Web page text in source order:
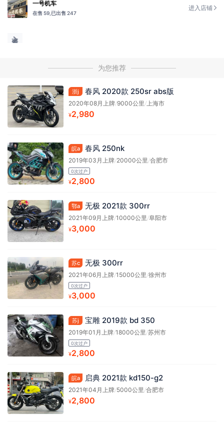
一号机车
在售 59, 已出售 247
进入店铺
为您推荐
浙j 春风 2020款 250sr abs版
2020年08月上牌/9000公里/上海市
¥2,980
皖a 春风 250nk
2019年03月上牌/20000公里/合肥市
0次过户
¥2,800
鄂a 无极 2021款 300rr
2021年09月上牌/10000公里/阜阳市
¥3,000
苏c 无极 300rr
2021年06月上牌/15000公里/徐州市
0次过户
¥3,000
苏j 宝雕 2019款 bd 350
2019年01月上牌/18000公里/苏州市
0次过户
¥2,800
皖a 启典 2021款 kd150-g2
2021年04月上牌/5000公里 /合肥市
¥2,800